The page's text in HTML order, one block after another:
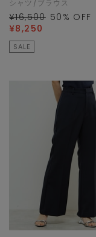
シャツ/ブラウス
¥16,500 50 % OFF
¥8,250
SALE